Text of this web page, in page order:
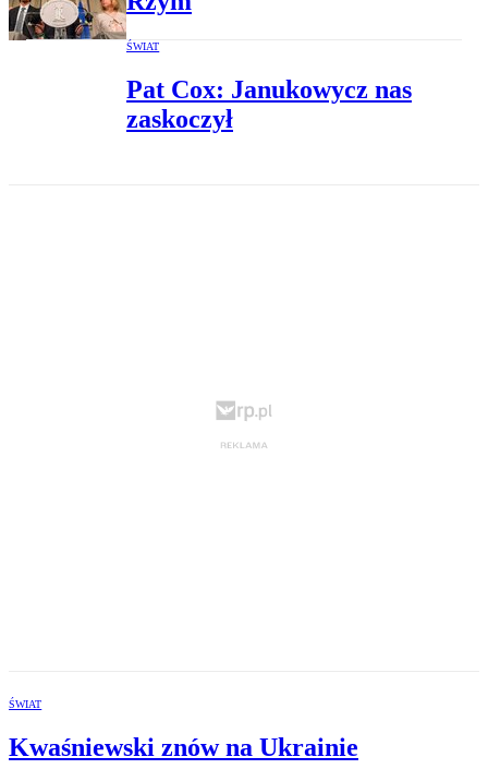
ŚWIAT
Pat Cox: Janukowycz nas
zaskoczył
ŚWIAT
Kwaśniewski znów na Ukrainie